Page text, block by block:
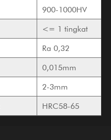
900-1000HV
<= 1 tingkat
Ra 0,32
0,015mm
2-3mm
HRC58-65